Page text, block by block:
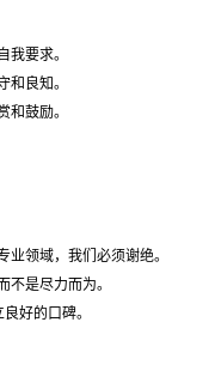
要求。
良知。
鼓励。
领域，我们必须谢绝。
是尽力而为。
好的口碑。